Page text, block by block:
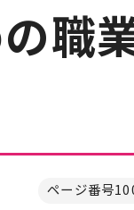
職
ページ番号